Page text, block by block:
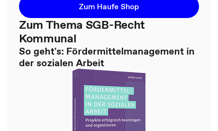
Zum Haufe Shop
Zum Thema SGB-Recht
Kommunal
So geht's: Fördermittelmanagement in
der sozialen Arbeit